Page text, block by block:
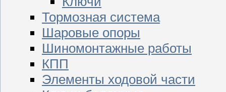
Тормозная система
Шаровые опоры
Шиномонтажные работы
КПП
Элементы ходовой части